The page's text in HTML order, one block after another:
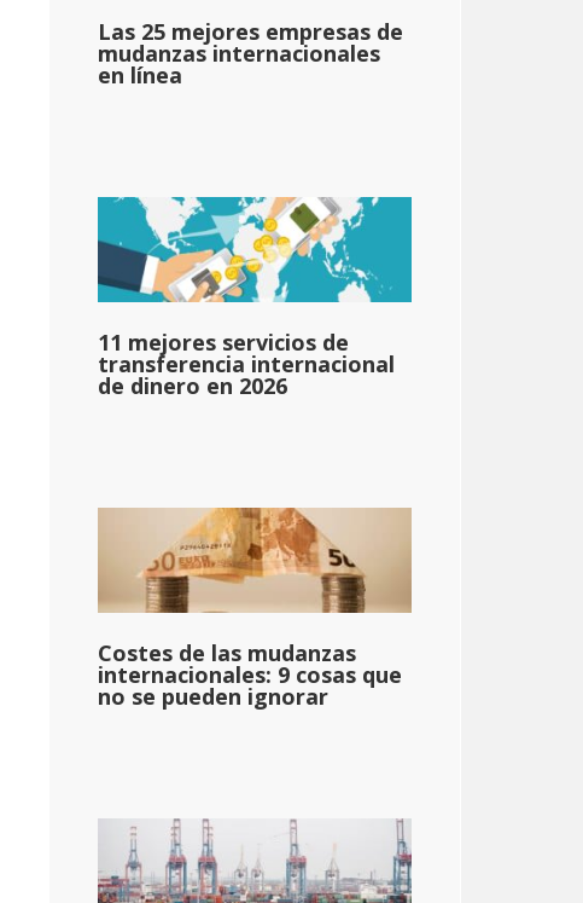
Las 25 mejores empresas de
mudanzas internacionales
en línea
11 mejores servicios de
transferencia internacional
de dinero en 2026
Costes de las mudanzas
internacionales: 9 cosas que
no se pueden ignorar